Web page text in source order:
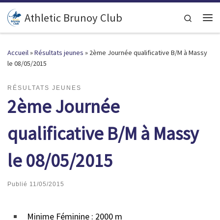
Passer au contenu
Athletic Brunoy Club Search
Accueil»Résultats jeunes » 2ème Journée qualificative B/M à Massy
le 08/05/2015
RÉSULTATS JEUNES
2ème Journée
qualificative B/M à Massy
le 08/05/2015
Publié 11/05/2015
Minime Féminine : 2000 m